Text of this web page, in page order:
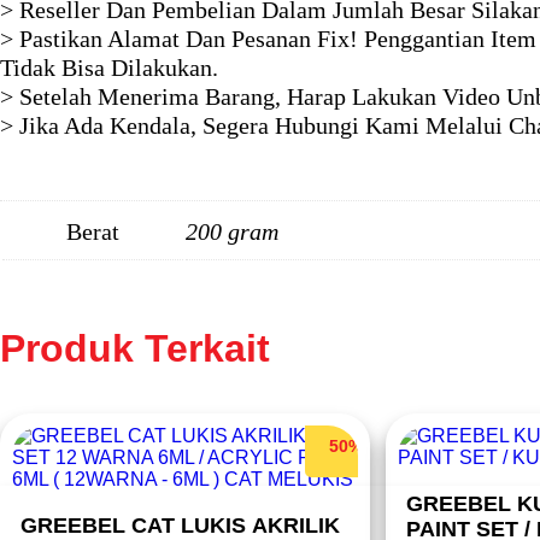
> Reseller Dan Pembelian Dalam Jumlah Besar
> Pastikan Alamat Dan Pesanan Fix! Penggantian
Tidak Bisa Dilakukan.
> Setelah Menerima Barang, Harap Lakukan Video
> Jika Ada Kendala, Segera Hubungi Kami Melalui
Berat 200 gram
Produk Terkait
50%
GREEBEL CAT LUKIS AKRILIK
GREEBEL
PAINT SET /